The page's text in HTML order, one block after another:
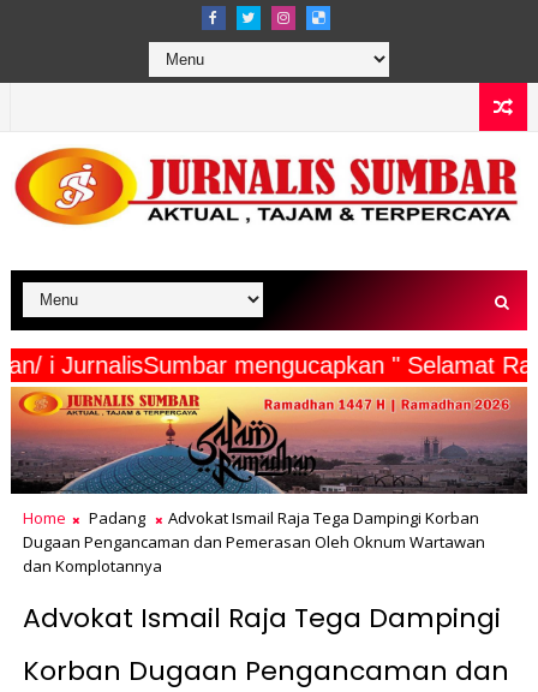
i JurnalisSumbar mengucapkan "
Home Padang
Advokat Ismail Raja Tega Dampingi Korban
Dugaan Pengancaman dan Pemerasan Oleh Oknum Wartawan
dan Komplotannya
Advokat Ismail Raja Tega Dampingi
Korban Dugaan Pengancaman dan